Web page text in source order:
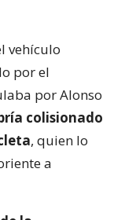
vehículo
por el
por Alonso
colisionado
, quien lo
a